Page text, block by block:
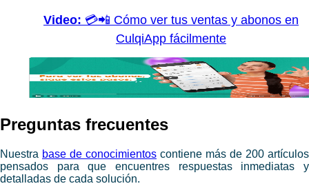
Video: 💳📲 Cómo ver tus ventas y abonos en
CulqiApp fácilmente
​Preguntas frecuentes
Nuestra base de conocimientos contiene más de 200 artículos
pensados para que encuentres respuestas inmediatas y
detalladas de cada solución.